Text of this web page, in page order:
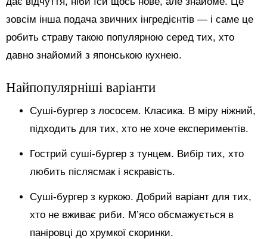
зовсім інша подача звичних інгредієнтів — і саме це
робить страву такою популярною серед тих, хто
давно знайомий з японською кухнею.
Найпопулярніші варіанти
Суші-бургер з лососем. Класика. В міру ніжний,
підходить для тих, хто не хоче експериментів.
Гострий суші-бургер з тунцем. Вибір тих, хто
любить післясмак і яскравість.
Суші-бургер з куркою. Добрий варіант для тих,
хто не вживає риби. М’ясо обсмажується в
паніровці до хрумкої скоринки.